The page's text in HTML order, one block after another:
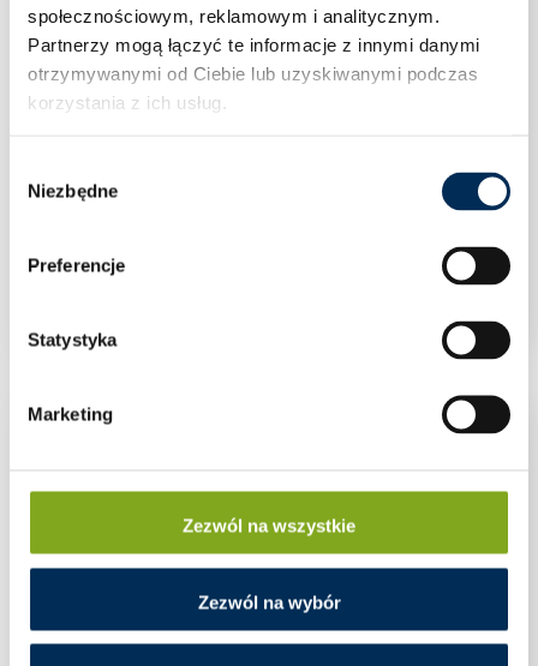
społecznościowym, reklamowym i analitycznym.
Partnerzy mogą łączyć te informacje z innymi danymi
otrzymywanymi od Ciebie lub uzyskiwanymi podczas
korzystania z ich usług.
zgody
Niezbędne
Preferencje
Statystyka
Marketing
Zezwól na wszystkie
Zezwól na wybór
Zawór kulowy 1” WW rączka PN30